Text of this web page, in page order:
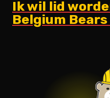
Ik wil lid
Belgium Bears